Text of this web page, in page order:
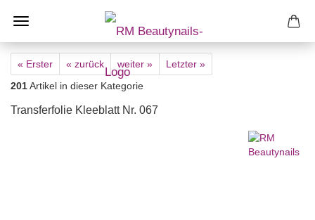
« Erster « zurück weiter »
Letzter »
201Artikel in dieser Kategorie
Transferfolie Kleeblatt Nr. 067